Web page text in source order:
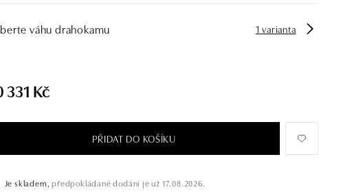
váhu drahokamu 1 varianta
331 Kč
PŘIDAT DO KOŠÍKU
Je skladem, předpokládané dodání je už 17.08.2026.